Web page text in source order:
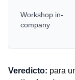
Workshop in-
company
Veredicto: para